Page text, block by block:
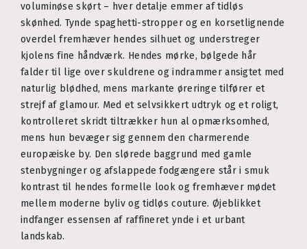
voluminøse skørt – hver detalje emmer af tidløs
skønhed. Tynde spaghetti-stropper og en korsetlignende
overdel fremhæver hendes silhuet og understreger
kjolens fine håndværk. Hendes mørke, bølgede hår
falder til lige over skuldrene og indrammer ansigtet med
naturlig blødhed, mens markante øreringe tilfører et
strejf af glamour. Med et selvsikkert udtryk og et roligt,
kontrolleret skridt tiltrækker hun al opmærksomhed,
mens hun bevæger sig gennem den charmerende
europæiske by. Den slørede baggrund med gamle
stenbygninger og afslappede fodgængere står i smuk
kontrast til hendes formelle look og fremhæver mødet
mellem moderne byliv og tidløs couture. Øjeblikket
indfanger essensen af raffineret ynde i et urbant
landskab.